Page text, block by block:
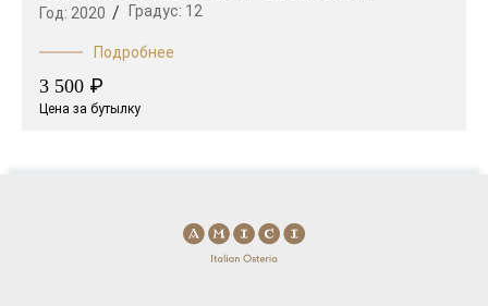
Год: 2020 Градус: 12
Подробнее
3 500 ₽
Цена за бутылку